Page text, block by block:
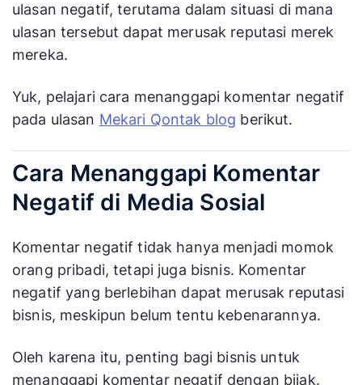
ulasan negatif, terutama dalam situasi di mana
ulasan tersebut dapat merusak reputasi merek
mereka.
Yuk, pelajari cara menanggapi komentar negatif
pada ulasan Mekari Qontak blog berikut.
Cara Menanggapi Komentar
Negatif di Media Sosial
Komentar negatif tidak hanya menjadi momok
orang pribadi, tetapi juga bisnis. Komentar
negatif yang berlebihan dapat merusak reputasi
bisnis, meskipun belum tentu kebenarannya.
Oleh karena itu, penting bagi bisnis untuk
menanggapi komentar negatif dengan bijak.